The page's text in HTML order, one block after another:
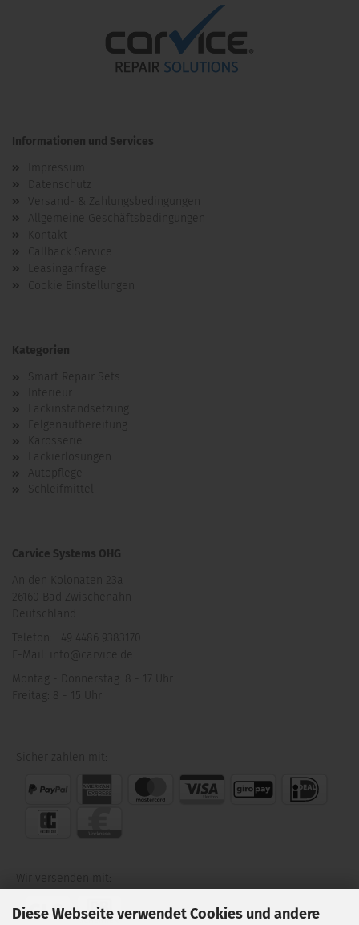
Diese Webseite verwendet Cookies und andere
Informationen und Services
Impressum
Datenschutz
Versand- & Zahlungsbedingungen
Allgemeine Geschäftsbedingungen
Kontakt
Callback Service
Leasinganfrage
Cookie Einstellungen
Kategorien
Smart Repair Sets
Interieur
Lackinstandsetzung
Felgenaufbereitung
Karosserie
Lackierlösungen
Autopflege
Schleifmittel
Carvice Systems OHG
An den Kolonaten 23a
26160 Bad Zwischenahn
Deutschland
Telefon: +49 4486 9383170
E-Mail: info@carvice.de
Montag - Donnerstag: 8 - 17 Uhr
Freitag: 8 - 15 Uhr
Sicher zahlen mit:
Wir versenden mit: